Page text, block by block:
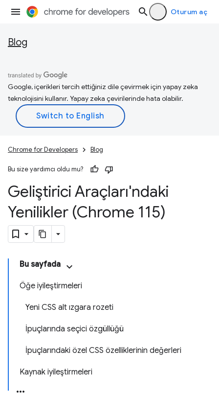
Oturum aç
Blog
Google, içerikleri tercih ettiğiniz dile çevirmek için yapay zeka
teknolojisini kullanır. Yapay zeka çevirilerinde hata olabilir.
Chrome for Developers Blog
Bu size yardımcı oldu mu?
Geliştirici Araçları'ndaki
Yenilikler (Chrome 115)
Bu sayfada
Öğe iyileştirmeleri
Yeni CSS alt ızgara rozeti
İpuçlarında seçici özgüllüğü
İpuçlarındaki özel CSS özelliklerinin değerleri
Kaynak iyileştirmeleri